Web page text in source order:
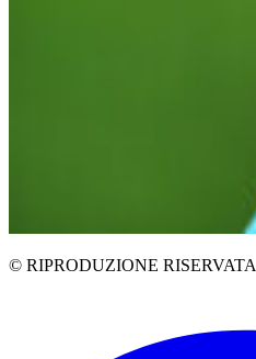
© RIPRODUZIONE RISERVATA